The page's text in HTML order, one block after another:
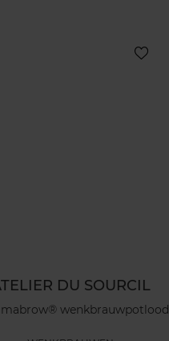
DU SOURCIL
wenkbrauwpotlood